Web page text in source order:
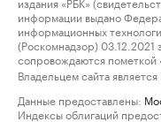
информации выдано
информационных
(Роскомнадзор)
сопровождаются пометкой
Владельцем сайта
Данные предоставлены:
Индексы облигаций